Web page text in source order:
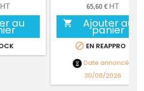
HT
au
65,60 € HT
 Ajouter au
panier
 EN REAPPRO
Date annoncée
30/08/2026